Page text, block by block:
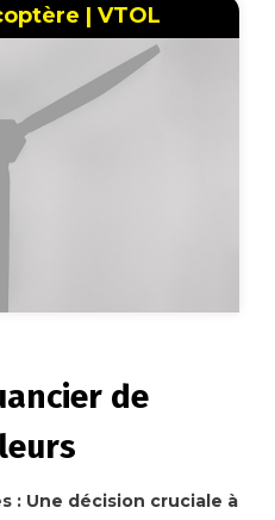
| VTOL
de
: Une décision cruciale à